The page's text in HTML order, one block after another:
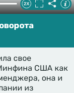
свое
США как
она и
из